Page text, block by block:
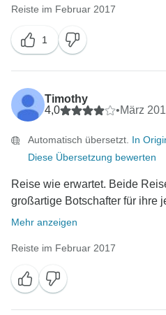
Reiste im Februar 2017
1
Timothy
4,0
•März
Automatisch übersetzt. In
Diese Übersetzung bewerten
Reise wie erwartet. Beide
großartige Botschafter für ihre
Mehr anzeigen
Reiste im Februar 2017